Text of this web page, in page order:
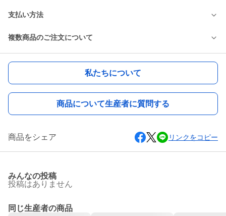
支払い方法
複数商品のご注文について
私たちについて
商品について生産者に質問する
商品をシェア リンクをコピー
みんなの投稿
投稿はありません
同じ生産者の商品